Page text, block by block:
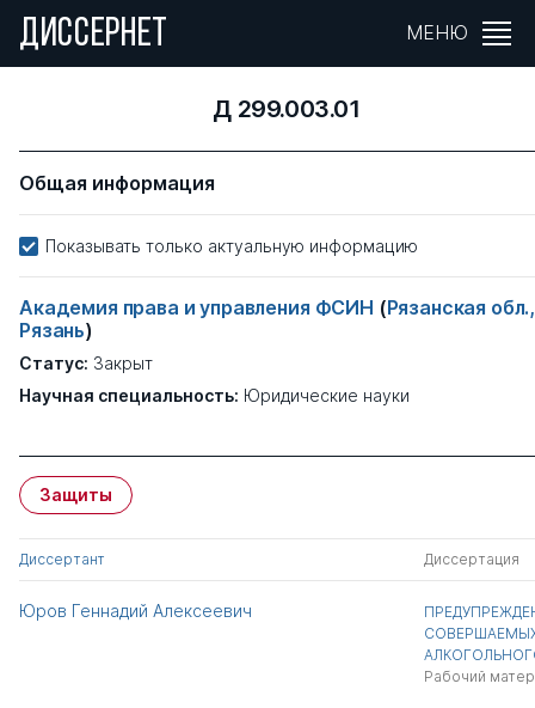
ДИССЕРНЕТ МЕНЮ
Д 299.003.01
Общая информация
Показывать только актуальную информацию
Академия права и управления ФСИН (Рязанская обл.,
Рязань)
Статус: Закрыт
Научная специальность: Юридические науки
Защиты
Диссертант Диссертация
Юров Геннадий Алексеевич
Рабочий